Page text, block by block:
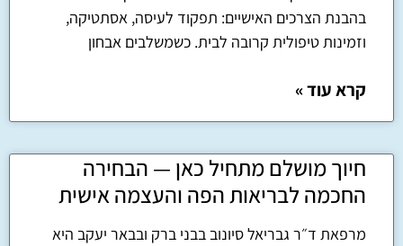
בהבנת הצרכים האישיים: תפקוד לעיסה, אסתטיקה,
וזמינות טיפולית קרובה לבית. כשמשלבים אבחון
קרא עוד »
חיוך מושלם מתחיל כאן — הבחירה
החכמה לבריאות הפה והעצמה אישית
מרפאת ד״ר גבריאל סיונוב בבני ברק ובבאר יעקב היא